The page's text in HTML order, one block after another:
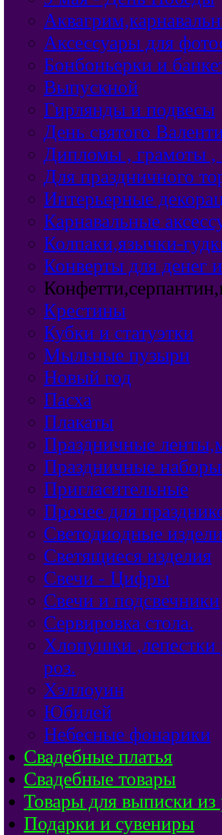
Аксессуары для
Бонбоньерки и
Выпускной
Гирлянды и подвесы
День святого
Дипломы , грамоты ,
Для праздничного
Интерьерные
Карнавальные
Колпаки,язычки-
Конверты для денег
Крестины
Кубки и статуэтки
Мыльные пузыри
Новый год
Пасха
Плакаты
Праздничные
Праздничные
Пригласительные
Прочее для
Светодиодные
Светящиеся изделия
Свечи - Цифры
Свечи и подсвечники
Сервировка стола.
Хлопушки ,лепестки
роз.
Хэллоуин
Юбилей
Небесные фонарики
Свадебные платья
Свадебные товары
Товары для выписки из
Подарки и сувениры